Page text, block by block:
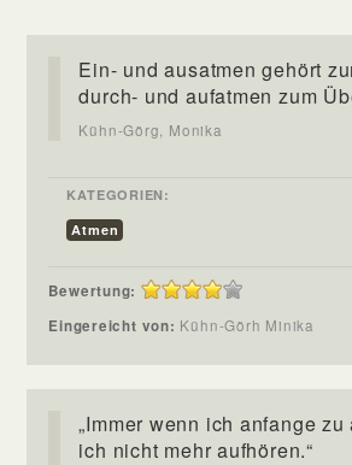
Ein- und ausatmen gehört
durch- und aufatmen zum
Kühn-Görg, Monika
KATEGORIEN:
Atmen
Bewertung:
Eingereicht von: Kühn-Görh Minika
„Immer wenn ich anfange zu
ich nicht mehr aufhören.“